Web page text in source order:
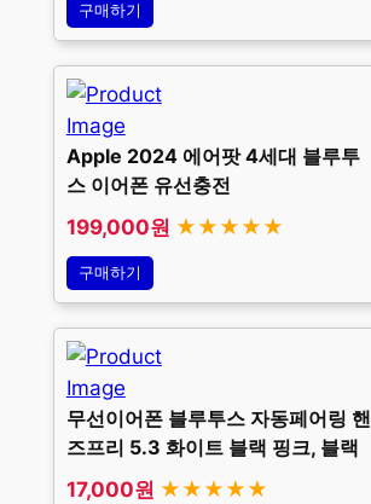
구매하기
Apple 2024 에어팟 4세대 블루투
스 이어폰 유선충전
199,000원 ★★★★★
구매하기
무선이어폰 블루투스 자동페어링 핸
즈프리 5.3 화이트 블랙 핑크, 블랙
17,000원 ★★★★★